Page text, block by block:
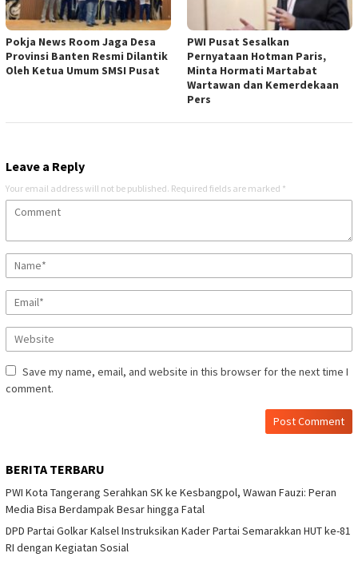
Pokja News Room Jaga Desa
Provinsi Banten Resmi Dilantik
Oleh Ketua Umum SMSI Pusat
PWI Pusat Sesalkan
Pernyataan Hotman Paris,
Minta Hormati Martabat
Wartawan dan Kemerdekaan
Pers
Leave a Reply
Your email address will not be published. Required fields are marked *
Save my name, email, and website in this browser for the next time I
comment.
BERITA TERBARU
PWI Kota Tangerang Serahkan SK ke Kesbangpol, Wawan Fauzi: Peran
Media Bisa Berdampak Besar hingga Fatal
DPD Partai Golkar Kalsel Instruksikan Kader Partai Semarakkan HUT ke-81
RI dengan Kegiatan Sosial